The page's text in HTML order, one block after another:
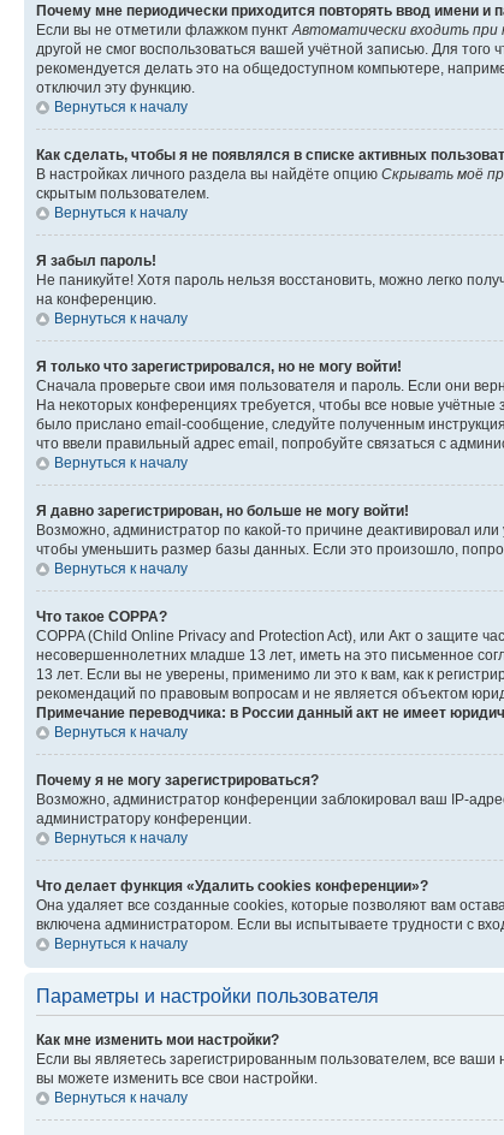
Почему мне периодически приходится повторять ввод имени и
Если вы не отметили флажком пункт Автоматически входить при
другой не смог воспользоваться вашей учётной записью. Для
рекомендуется делать это на общедоступном компьютере,
отключил эту функцию.
Вернуться к началу
Как сделать, чтобы я не появлялся в списке активных
В настройках личного раздела вы найдёте опцию Скрывать моё
скрытым пользователем.
Вернуться к началу
Я забыл пароль!
Не паникуйте! Хотя пароль нельзя восстановить, можно легко
на конференцию.
Вернуться к началу
Я только что зарегистрировался, но не могу войти!
Сначала проверьте свои имя пользователя и пароль. Если они
На некоторых конференциях требуется, чтобы все новые
было прислано email-сообщение, следуйте полученным
что ввели правильный адрес email, попробуйте связаться с
Вернуться к началу
Я давно зарегистрирован, но больше не могу войти!
Возможно, администратор по какой-то причине деактивировал
чтобы уменьшить размер базы данных. Если это произошло,
Вернуться к началу
Что такое COPPA?
COPPA (Child Online Privacy and Protection Act), или Акт о защите
несовершеннолетних младше 13 лет, иметь на это письменное
13 лет. Если вы не уверены, применимо ли это к вам, как к
рекомендаций по правовым вопросам и не является объектом
Примечание переводчика: в России данный акт не имеет
Вернуться к началу
Почему я не могу зарегистрироваться?
Возможно, администратор конференции заблокировал ваш IP-
администратору конференции.
Вернуться к началу
Что делает функция «Удалить cookies конференции»?
Она удаляет все созданные cookies, которые позволяют вам
включена администратором. Если вы испытываете трудности с
Вернуться к началу
Параметры и настройки пользователя
Как мне изменить мои настройки?
Если вы являетесь зарегистрированным пользователем, все
вы можете изменить все свои настройки.
Вернуться к началу